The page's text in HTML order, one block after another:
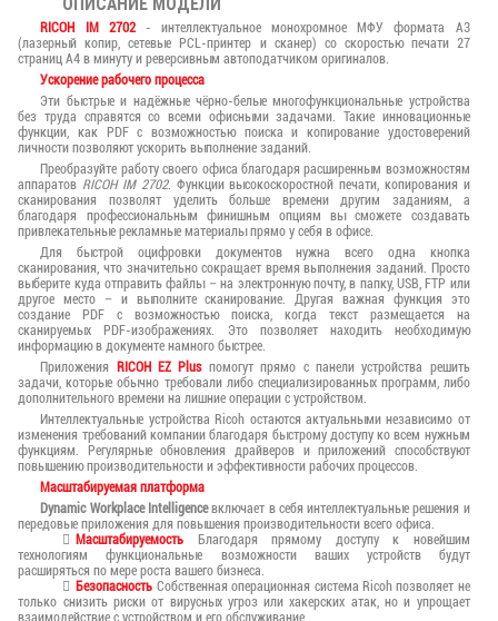
RICOH IM 2702- интеллектуальное монохромное МФУ формата А3
(лазерный копир, сетевые PCL-принтер и сканер) со скоростью печати 27
страниц А4 в минуту и реверсивным автоподатчиком оригиналов.
Ускорение рабочего процесса
Эти быстрые и надёжные чёрно-белые многофункциональные устройства
без труда справятся со всеми офисными задачами. Такие инновационные
функции, как PDF с возможностью поиска и копирование удостоверений
личности позволяют ускорить выполнение заданий.
Преобразуйте работу своего офиса благодаря расширенным возможностям
аппаратов RICOH IM 2702. Функции высокоскоростной печати, копирования и
сканирования позволят уделить больше времени другим заданиям, а
благодаря профессиональным финишным опциям вы сможете создавать
привлекательные рекламные материалы прямо у себя в офисе.
Для быстрой оцифровки документов нужна всего одна кнопка
сканирования, что значительно сокращает время выполнения заданий. Просто
выберите куда отправить файлы – на электронную почту, в папку, USB, FTP или
другое место – и выполните сканирование. Другая важная функция это
создание PDF с возможностью поиска, когда текст размещается на
сканируемых PDF-изображениях. Это позволяет находить необходимую
информацию в документе намного быстрее.
Приложения RICOH EZ Plusпомогут прямо с панели устройства решить
задачи, которые обычно требовали либо специализированных программ, либо
дополнительного времени на лишние операции с устройством.
Интеллектуальные устройства Ricoh остаются актуальными независимо от
изменения требований компании благодаря быстрому доступу ко всем нужным
функциям. Регулярные обновления драйверов и приложений способствуют
повышению производительности и эффективности рабочих процессов.
Масштабируемая платформа
Dynamic Workplace Intelligenceвключает в себя интеллектуальные решения и
передовые приложения для повышения производительности всего офиса.
Масштабируемость Благодаря прямому доступу к новейшим
технологиям функциональные возможности ваших устройств будут
расширяться по мере роста вашего бизнеса.
Безопасность Собственная операционная система Ricoh позволяет не
только снизить риски от вирусных угроз или хакерских атак, но и упрощает
взаимодействие с устройством и его обслуживание.